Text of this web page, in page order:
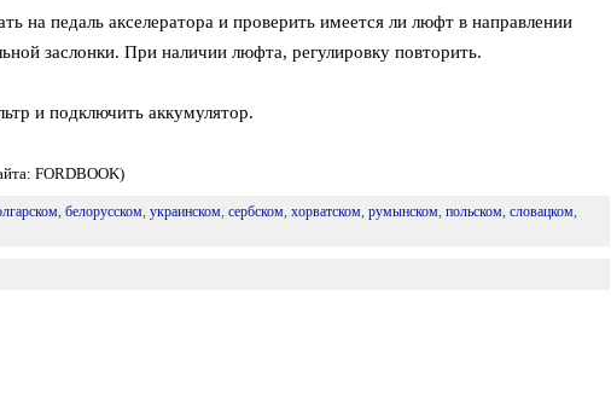
на педаль акселератора и проверить имеется ли люфт в направлении
заслонки. При наличии люфта, регулировку повторить.
и подключить аккумулятор.
FORDBOOK)
, белорусском, украинском, сербском, хорватском, румынском, польском, словацком,